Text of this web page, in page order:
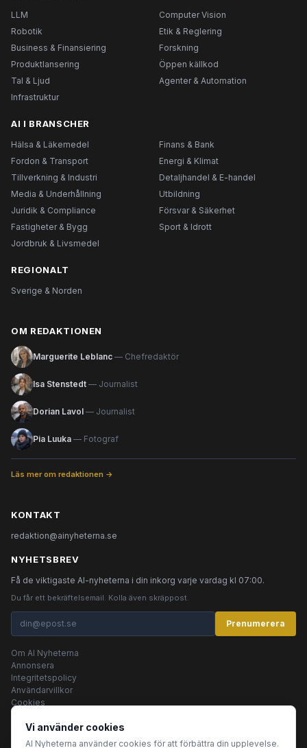
LLM
Computer Vision
Robotik
Etik & Reglering
Business & Finansiering
Forskning
Produktlansering
Öppen källkod
Tal & Ljud
Agenter & Automation
Infrastruktur
AI I BRANSCHER
Hälsa & Läkemedel
Finans & Bank
Fordon & Transport
Energi & Klimat
Tillverkning & Industri
Detaljhandel & E-handel
Media & Underhållning
Utbildning
Juridik & Compliance
Försvar & Säkerhet
Fastigheter & Bygg
Sport & Idrott
Jordbruk & Livsmedel
REGIONALT
Sverige & Norden
OM REDAKTIONEN
Marguerite Leblanc — Chefredaktör
Isa Stenstedt — Journalist
Dorian Lavol — Journalist
Pia Luuka — Fotograf
Läs mer om redaktionen →
KONTAKT
redaktion@ainyheterna.se
NYHETSBREV
Få de viktigaste AI-nyheterna i din inkorg varje vardag kl 07:00.
Du får ett bekräftelsemail. Kolla även skräppost.
Prenumerera
Om AI Nyheterna
Annonsera
Integritetspolicy
Användarvillkor
Cookies
Vi använder cookies
AI Nyheterna använder cookies för att förbättra din upplevelse.